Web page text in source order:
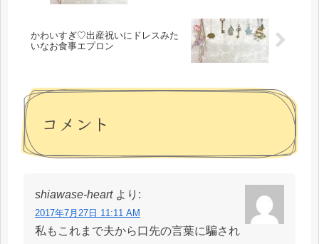
かわいすぎ♡出産祝いにドレスみた
いなお食事エプロン
コメント
shiawase-heart より:
2017年7月27日 11:11 AM
私もこれまで夫から口先の言葉に騙され